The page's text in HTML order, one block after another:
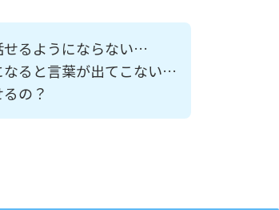
せるようにならない…
なると言葉が出てこない…
の？